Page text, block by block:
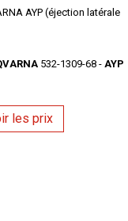
AYP (éjection latérale
532-1309-68 - AYP
les prix